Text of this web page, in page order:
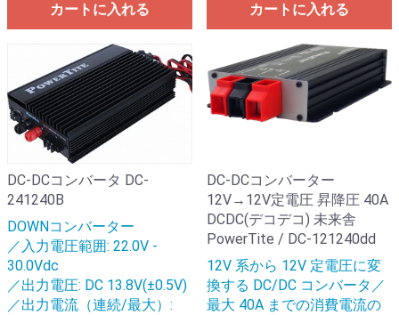
カートに入れる カートに入れる
DC-DCコンバータ DC-
241240B
DOWNコンバーター
／入力電圧範囲: 22.0V -
30.0Vdc
／出力電圧: DC 13.8V(±0.5V)
／出力電流（連続/最大）:
DC-DCコンバーター
12V→12V定電圧 昇降圧 40A
DCDC(デコデコ) 未来舎
PowerTite / DC-121240dd
12V 系から 12V 定電圧に変
換する DC/DC コンバータ／
最大 40A までの消費電流の